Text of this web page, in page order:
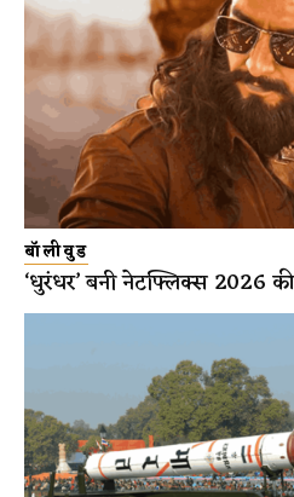
बॉलीवुड
‘धुरंधर’ बनी नेटफ्लिक्स 2026